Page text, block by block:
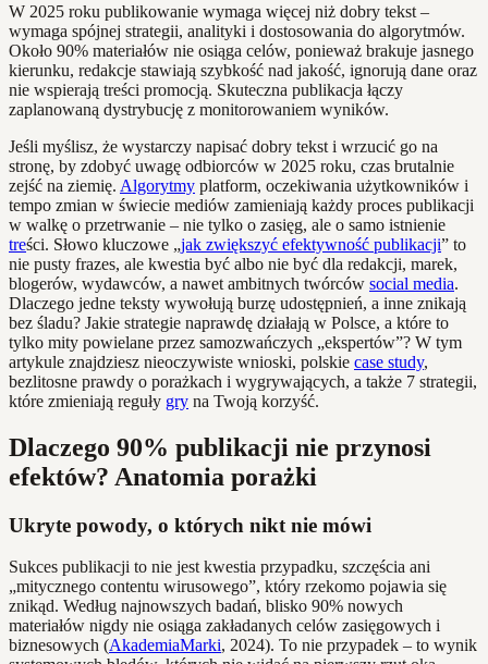
W 2025 roku publikowanie wymaga więcej niż dobry tekst –
wymaga spójnej strategii, analityki i dostosowania do algorytmów.
Około 90% materiałów nie osiąga celów, ponieważ brakuje jasnego
kierunku, redakcje stawiają szybkość nad jakość, ignorują dane oraz
nie wspierają treści promocją. Skuteczna publikacja łączy
zaplanowaną dystrybucję z monitorowaniem wyników.
Jeśli myślisz, że wystarczy napisać dobry tekst i wrzucić go na
stronę, by zdobyć uwagę odbiorców w 2025 roku, czas brutalnie
zejść na ziemię. Algorytmy platform, oczekiwania użytkowników i
tempo zmian w świecie mediów zamieniają każdy proces publikacji
w walkę o przetrwanie – nie tylko o zasięg, ale o samo istnienie
treści. Słowo kluczowe „jak zwiększyć efektywność publikacji” to
nie pusty frazes, ale kwestia być albo nie być dla redakcji, marek,
blogerów, wydawców, a nawet ambitnych twórców social media.
Dlaczego jedne teksty wywołują burzę udostępnień, a inne znikają
bez śladu? Jakie strategie naprawdę działają w Polsce, a które to
tylko mity powielane przez samozwańczych „ekspertów”? W tym
artykule znajdziesz nieoczywiste wnioski, polskie case study,
bezlitosne prawdy o porażkach i wygrywających, a także 7 strategii,
które zmieniają reguły gry na Twoją korzyść.
Dlaczego 90% publikacji nie przynosi
efektów? Anatomia porażki
Ukryte powody, o których nikt nie mówi
Sukces publikacji to nie jest kwestia przypadku, szczęścia ani
„mitycznego contentu wirusowego”, który rzekomo pojawia się
znikąd. Według najnowszych badań, blisko 90% nowych
materiałów nigdy nie osiąga zakładanych celów zasięgowych i
biznesowych (AkademiaMarki, 2024). To nie przypadek – to wynik